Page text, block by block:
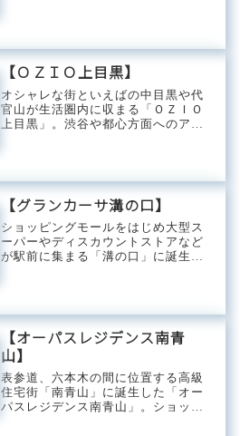
維持費が気にならない「タイムズカ
ーシ...
【ＯＺＩＯ上目黒】
オシャレな街といえばの中目黒や代
官山が生活圏内に収まる「ＯＺＩＯ
上目黒」。渋谷や都心方面へのアク
るため子育て世帯に人気のエリアと
なってます。【マ...
【グランカーサ溝の口】
ショッピングモールをはじめ大型ス
ーパーやディスカウントストアなど
が駅前に集まる「溝の口」に誕生し
単身者からファミリー層まで様々な
ユーザーのニーズ...
【オーパスレジデンス南青
山】
表参道、六本木の間に位置する高級
住宅街「南青山」に誕生した「オー
パスレジデンス南青山」。ショッピ